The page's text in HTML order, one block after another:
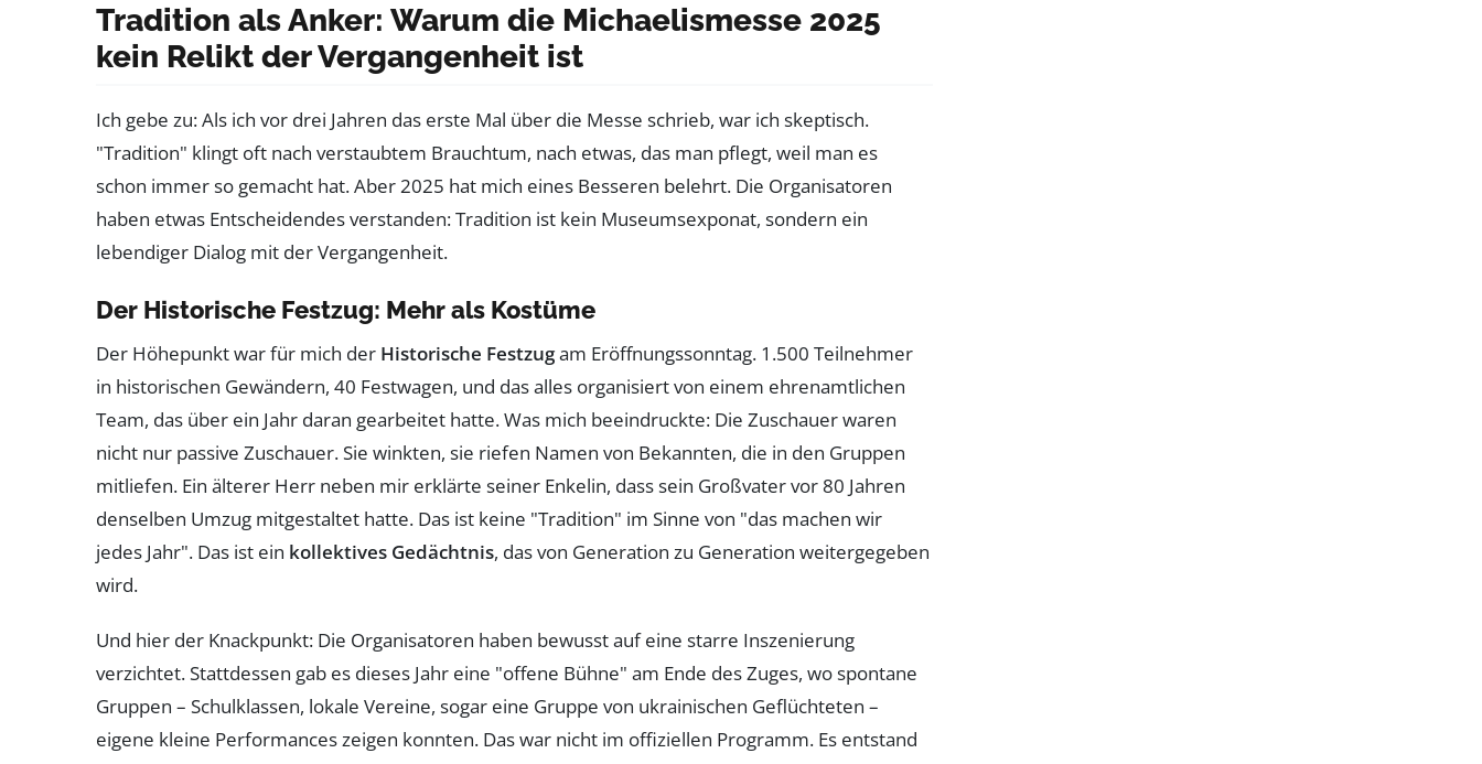
Tradition als Anker: Warum die Michaelismesse 2025
kein Relikt der Vergangenheit ist
Ich gebe zu: Als ich vor drei Jahren das erste Mal über die Messe schrieb, war ich skeptisch.
"Tradition" klingt oft nach verstaubtem Brauchtum, nach etwas, das man pflegt, weil man es
schon immer so gemacht hat. Aber 2025 hat mich eines Besseren belehrt. Die Organisatoren
haben etwas Entscheidendes verstanden: Tradition ist kein Museumsexponat, sondern ein
lebendiger Dialog mit der Vergangenheit.
Der Historische Festzug: Mehr als Kostüme
Der Höhepunkt war für mich der Historische Festzugam Eröffnungssonntag. 1.500 Teilnehmer
in historischen Gewändern, 40 Festwagen, und das alles organisiert von einem ehrenamtlichen
Team, das über ein Jahr daran gearbeitet hatte. Was mich beeindruckte: Die Zuschauer waren
nicht nur passive Zuschauer. Sie winkten, sie riefen Namen von Bekannten, die in den Gruppen
mitliefen. Ein älterer Herr neben mir erklärte seiner Enkelin, dass sein Großvater vor 80 Jahren
denselben Umzug mitgestaltet hatte. Das ist keine "Tradition" im Sinne von "das machen wir
jedes Jahr". Das ist ein kollektives Gedächtnis, das von Generation zu Generation weitergegeben
wird.
Und hier der Knackpunkt: Die Organisatoren haben bewusst auf eine starre Inszenierung
verzichtet. Stattdessen gab es dieses Jahr eine "offene Bühne" am Ende des Zuges, wo spontane
Gruppen – Schulklassen, lokale Vereine, sogar eine Gruppe von ukrainischen Geflüchteten –
eigene kleine Performances zeigen konnten. Das war nicht im offiziellen Programm. Es entstand